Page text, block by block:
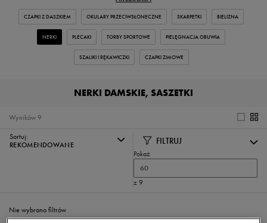
CZAPKI Z DASZKIEM OKULARY PRZECIWSŁONECZNE SKARPETKI BIELIZNA
NERKI PLECAKI TORBY SPORTOWE PIELĘGNACJA OBUWIA
SZALIKI I RĘKAWICZKI CZAPKI ZIMOWE
NERKI DAMSKIE, SASZETKI
9
Wyników
Sortuj:
REKOMENDOWANE
FILTRUJ
Pokaż
60
z 9
Nie wybrano filtrów